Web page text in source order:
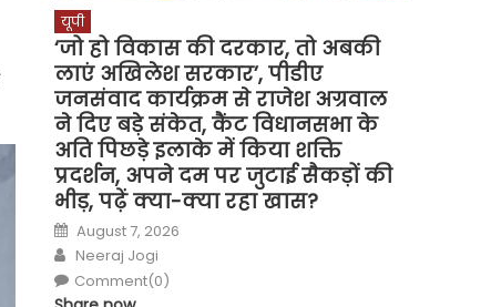
यूपी
‘जो हो विकास की दरकार, तो अबकी
लाएं अखिलेश सरकार’, पीडीए
जनसंवाद कार्यक्रम से राजेश अग्रवाल
ने दिए बड़े संकेत, कैंट विधानसभा के
अति पिछड़े इलाके में किया शक्ति
प्रदर्शन, अपने दम पर जुटाई सैकड़ों की
भीड़, पढ़ें क्या-क्या रहा खास?
Posted
on
August 7, 2026
Author
Neeraj Jogi
Comment(0)